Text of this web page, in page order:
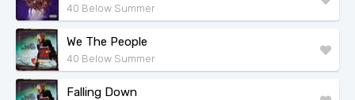
40 Below Summer
We The People
40 Below Summer
Falling Down